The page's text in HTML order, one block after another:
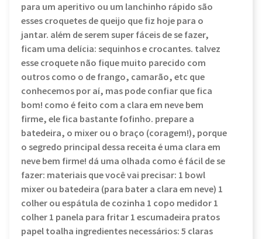
para um aperitivo ou um lanchinho rápido são
esses croquetes de queijo que fiz hoje para o
jantar. além de serem super fáceis de se fazer,
ficam uma delícia: sequinhos e crocantes. talvez
esse croquete não fique muito parecido com
outros como o de frango, camarão, etc que
conhecemos por aí, mas pode confiar que fica
bom! como é feito com a clara em neve bem
firme, ele fica bastante fofinho. prepare a
batedeira, o mixer ou o braço (coragem!), porque
o segredo principal dessa receita é uma clara em
neve bem firme! dá uma olhada como é fácil de se
fazer: materiais que você vai precisar: 1 bowl
mixer ou batedeira (para bater a clara em neve) 1
colher ou espátula de cozinha 1 copo medidor 1
colher 1 panela para fritar 1 escumadeira pratos
papel toalha ingredientes necessários: 5 claras